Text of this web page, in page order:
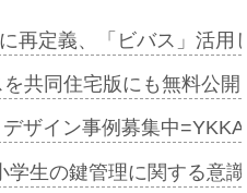
再定義、「ビバス」活
共同住宅版にも無料公
デザイン事例募集中
学生の鍵管理に関する意